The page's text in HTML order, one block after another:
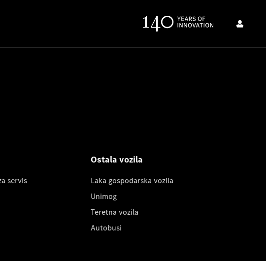
servis
Ostala vozila
Laka gospodarska vozila
Unimog
Teretna vozila
Autobusi